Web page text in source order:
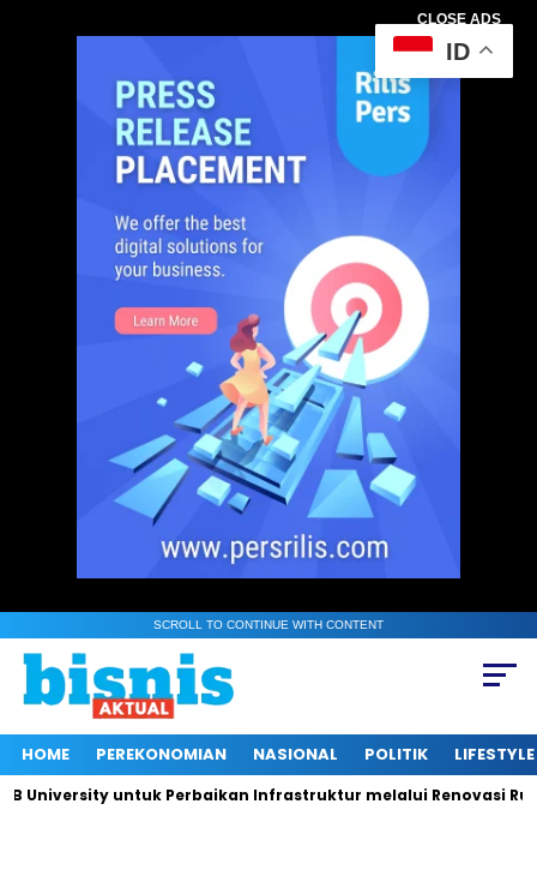
CLOSE ADS
SCROLL TO CONTINUE WITH CONTENT
HOME PEREKONOMIAN NASIONAL POLITIK LIFESTYLE
untuk Perbaikan Infrastruktur melalui Renovasi Ruang
ID